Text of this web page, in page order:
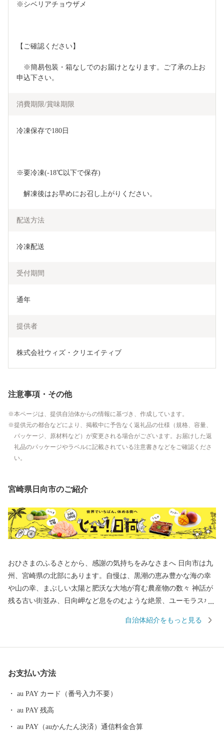
※シベリアチョウザメ
【ご確認ください】
※簡易包装・箱なしでのお届けとなります。ご了承の上お
申込下さい。
消費期限/賞味期限
冷凍保存で180日
※要冷凍(-18℃以下で保存)
解凍後はお早めにお召し上がりください。
配送方法
冷凍配送
受付期間
通年
提供者
株式会社ウィズ・クリエイティブ
注意事項・その他
本ページは、提供自治体からの情報に基づき、作成しています。
提供元の都合などにより、掲載中に予告なく返礼品の仕様（規格、容量、
パッケージ、原材料など）が変更される場合がございます。お届けした返
礼品のパッケージやラベルに記載されている注意書きなどをご確認くださ
い。
宮崎県日向市のご紹介
おひさまのふるさとから、感謝の気持ちをみなさまへ 日向市は九
州、宮崎県の北部にあります。自慢は、黒潮の恵み豊かな海の幸
や山の幸、まぶしい太陽と肥沃な大地が育む農産物の数々 神話が
残る古い街並み、日向岬など息をのむような絶景、ユーモラスな
年始のお問い合わせにはお応え出来ません。 【受領証明書および
ワンストップ特例申請書について】 受領証・ワンストップ特例申
ます。 【申請書ご提出先】 〒855-0076 長崎県島原市上折橋町
甲1615-1 宮崎県日向市ふるさと納税 ワンストップ特例申請受
自治体紹介をもっと見る
お支払い方法
au PAY カード（番号入力不要）
au PAY 残高
au PAY（auかんたん決済）通信料金合算